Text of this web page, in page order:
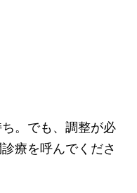
。でも、調整が必
療を呼んでくださ